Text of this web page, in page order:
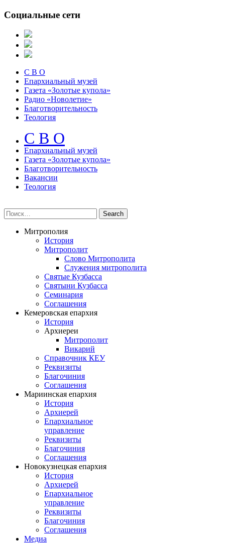
Социальные сети
С В О
Епархиальный музей
Газета «Золотые купола»
Радио «Новолетие»
Благотворительность
Теология
С В О
Епархиальный музeй
Газета «Золотые купола»
Благотворительность
Вакансии
Теология
Митрополия
История
Митрополит
Слово Митрополита
Служения митрополита
Святые Кузбасса
Святыни Кузбасса
Семинария
Соглашения
Кемеровская епархия
История
Архиереи
Митрополит
Викарий
Справочник КЕУ
Реквизиты
Благочиния
Соглашения
Мариинская епархия
История
Архиерей
Епархиальное
управление
Реквизиты
Благочиния
Соглашения
Новокузнецкая епархия
История
Архиерей
Епархиальное
управление
Реквизиты
Благочиния
Соглашения
Медиа